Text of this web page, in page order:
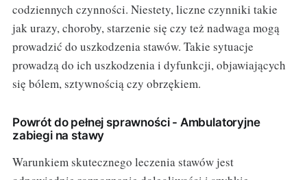
codziennych czynności. Niestety, liczne czynniki takie
jak urazy, choroby, starzenie się czy też nadwaga mogą
prowadzić do uszkodzenia stawów. Takie sytuacje
prowadzą do ich uszkodzenia i dyfunkcji, objawiających
się bólem, sztywnością czy obrzękiem.
Powrót do pełnej sprawności - Ambulatoryjne
zabiegi na stawy
Warunkiem skutecznego leczenia stawów jest